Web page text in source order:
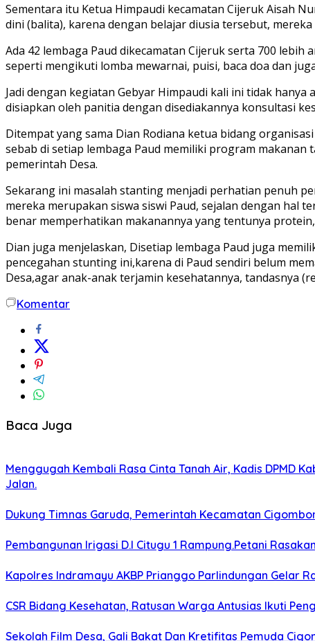
Sementara itu Ketua Himpaudi kecamatan Cijeruk Aisah
dini (balita), karena dengan belajar diusia tersebut,
Ada 42 lembaga Paud dikecamatan Cijeruk serta 700
seperti mengikuti lomba mewarnai, puisi, baca doa dan
Jadi dengan kegiatan Gebyar Himpaudi kali ini tidak
disiapkan oleh panitia dengan disediakannya konsultasi
Ditempat yang sama Dian Rodiana ketua bidang
sebab di setiap lembaga Paud memiliki program
pemerintah Desa.
Sekarang ini masalah stanting menjadi perhatian penuh
mereka merupakan siswa siswi Paud, sejalan dengan
benar memperhatikan makanannya yang tentunya
Dian juga menjelaskan, Disetiap lembaga Paud juga
pencegahan stunting ini,karena di Paud sendiri belum
Desa,agar anak-anak terjamin kesehatannya, tandasnya
Komentar
Baca Juga
Menggugah Kembali Rasa Cinta Tanah Air, Kadis DPMD
Jalan.
Dukung Timnas Garuda, Pemerintah Kecamatan
Pembangunan Irigasi D.I Citugu 1 Rampung.Petani
Kapolres Indramayu AKBP Prianggo Parlindungan Gelar
CSR Bidang Kesehatan, Ratusan Warga Antusias Ikuti
Sekolah Film Desa, Gali Bakat Dan Kretifitas Pemuda